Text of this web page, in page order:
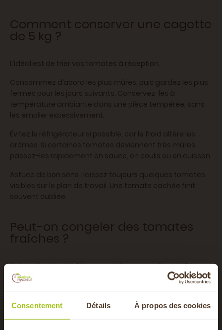
Consentement Détails À propos des cookies
Comment conserver une cagette
de 5 kg ?
L’idéal est de trier vos tomates à réception.
Consommez d’abord les plus mûres, puis gardez les plus
fermes pour les jours suivants. Conservez-les à
température ambiante dans une pièce tempérée, sans
les empiler excessivement.
Évitez le réfrigérateur si possible, car le froid altère les
arômes. Si certaines tomates deviennent très mûres,
passez-les rapidement en sauce, en coulis ou en cuisson.
Astuce de bon sens : laissez toujours quelques tomates
visibles sur le plan de travail. Une tomate cachée finit
souvent oubliée.
Peut-on congeler des tomates
fraîches ?
Oui, et c’est particulièrement utile avec un format 5 kg.
Si vous voyez que vous n’utiliserez pas toute la cagette à